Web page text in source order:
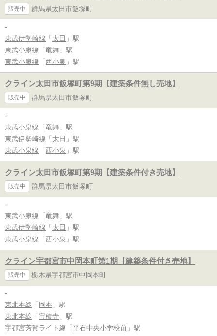
販売中 群馬県太田市飯塚町
-
東武伊勢崎線 「 太田 」駅
東武小泉線 「 竜舞 」駅
東武小泉線 「 西小泉 」駅
クライン太田市飯塚町第9期【建築条件無し売地】
販売中 群馬県太田市飯塚町
-
東武小泉線 「 竜舞 」駅
東武伊勢崎線 「 太田 」駅
東武小泉線 「 西小泉 」駅
クライン太田市飯塚町第9期【建築条件付き売地】
販売中 群馬県太田市飯塚町
-
東武小泉線 「 竜舞 」駅
東武伊勢崎線 「 太田 」駅
東武小泉線 「 西小泉 」駅
クライン宇都宮市中岡本町第1期【建築条件付き売地】
販売中 栃木県宇都宮市中岡本町
-
東北本線 「 岡本 」駅
東北本線 「 宝積寺 」駅
宇都宮芳賀ライト線 「 平石中央小学校前 」駅